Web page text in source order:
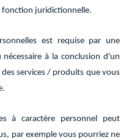
fonction juridictionnelle.
est requise par une
à la conclusion d'un
services / produits que vous
à caractère personnel peut
par exemple vous pourriez ne